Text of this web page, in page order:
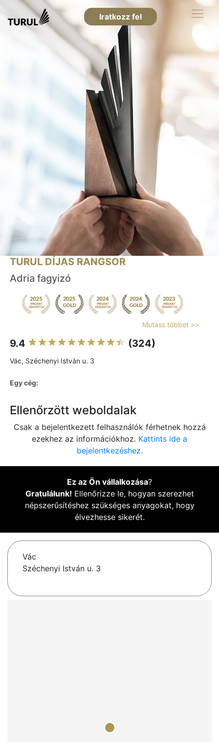
Iratkozz fel
TURUL DÍJAS RANGSOR
Adria fagyizó
Mutass többet >>
9.4 (324)
Vác, Széchenyi István u. 3
Egy cég:
Ellenőrzött weboldalak
Csak a bejelentkezett felhasználók férhetnek hozzá
ezekhez az információkhoz. Kattints ide a
bejelentkezéshez.
Ez az Ön vállalkozása?
Gratulálunk! Ellenőrizze le, hogyan szerezhet
népszerűsítéshez szükséges anyagokat, hogy
élvezhesse sikerét.
Vác
Széchenyi István u. 3